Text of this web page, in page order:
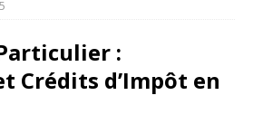
:
Crédits d’Impôt en